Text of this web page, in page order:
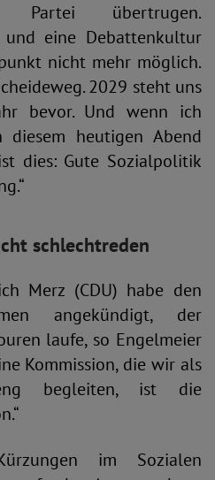
Partei übertrugen.
und eine Debattenkultur
nicht mehr möglich.
2029 steht uns
bevor. Und wenn ich
heutigen Abend
dies: Gute Sozialpolitik
schlechtreden
Merz (CDU) habe den
angekündigt, der
laufe, so Engelmeier
Kommission, die wir als
begleiten, ist die
im Sozialen